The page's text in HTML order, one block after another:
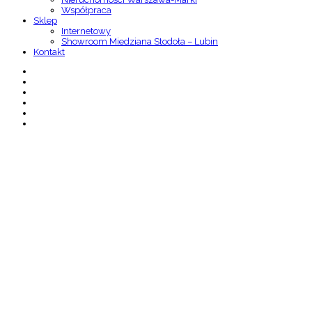
Współpraca
Sklep
Internetowy
Showroom Miedziana Stodoła – Lubin
Kontakt